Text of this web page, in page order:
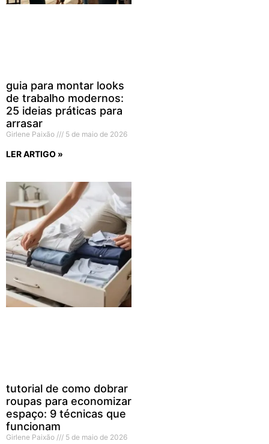
guia para montar looks
de trabalho modernos:
25 ideias práticas para
arrasar
Girlene Paixão 5 de maio de 2026
LER ARTIGO »
tutorial de como dobrar
roupas para economizar
espaço: 9 técnicas que
funcionam
Girlene Paixão 5 de maio de 2026